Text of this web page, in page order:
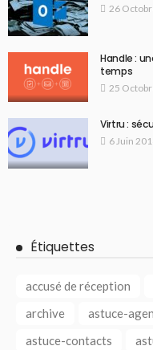
26
Handle :
temps
25
Virtru :
6 Juin
Étiquettes
accusé de réception
archive
astuce-
astuce-contacts